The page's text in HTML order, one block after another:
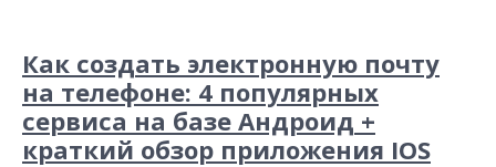
Как создать электронную почту
на телефоне: 4 популярных
сервиса на базе Андроид +
краткий обзор приложения IOS